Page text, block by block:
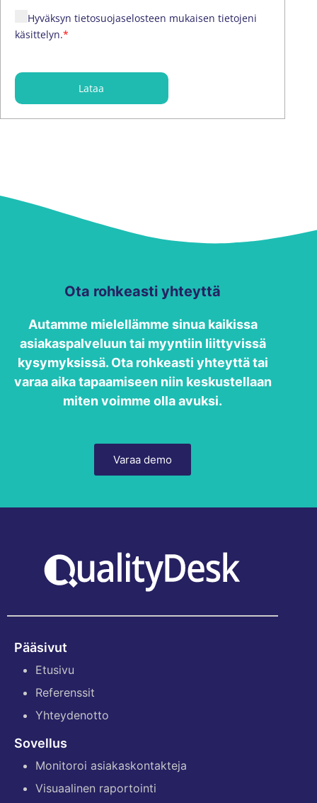
Hyväksyn tietosuojaselosteen mukaisen tietojeni
käsittelyn.*
Lataa
Ota rohkeasti yhteyttä
Autamme mielellämme sinua kaikissa
asiakaspalveluun tai myyntiin liittyvissä
kysymyksissä. Ota rohkeasti yhteyttä tai
varaa aika tapaamiseen niin keskustellaan
miten voimme olla avuksi.
Varaa demo
Pääsivut
Etusivu
Referenssit
Yhteydenotto
Sovellus
Monitoroi asiakaskontakteja
Visuaalinen raportointi